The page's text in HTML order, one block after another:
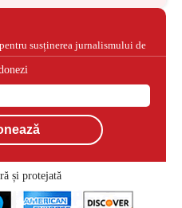
susținerea jurnalismului de
și protejată